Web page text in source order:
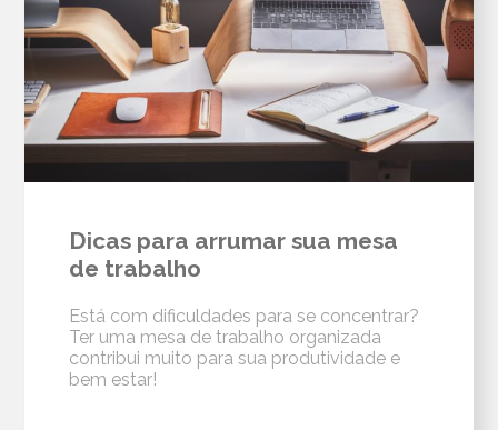
Dicas para arrumar sua mesa
de trabalho
Está com dificuldades para se concentrar?
Ter uma mesa de trabalho organizada
contribui muito para sua produtividade e
bem estar!